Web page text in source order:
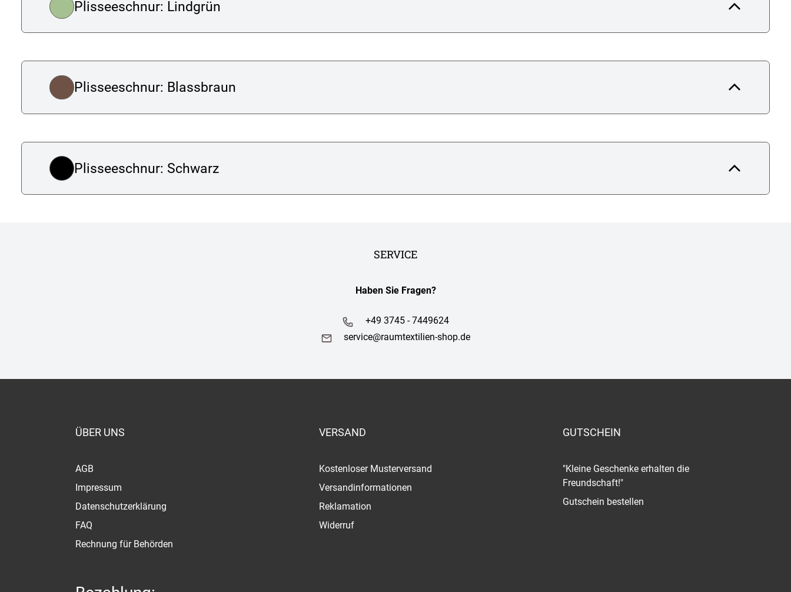
Plisseeschnur: Lindgrün
Plisseeschnur: Blassbraun
Plisseeschnur: Schwarz
SERVICE
Haben Sie Fragen?
+49 3745 - 7449624
service@raumtextilien-shop.de
ÜBER UNS
AGB
Impressum
Datenschutzerklärung
FAQ
Rechnung für Behörden
VERSAND
Kostenloser Musterversand
Versandinformationen
Reklamation
Widerruf
GUTSCHEIN
"Kleine Geschenke erhalten die
Freundschaft!"
Gutschein bestellen